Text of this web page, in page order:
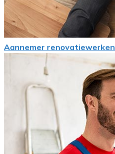
Aannemer renovatiewerken